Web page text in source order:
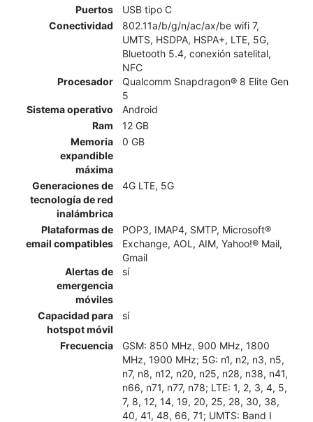
Puertos
USB tipo C
Conectividad
802.11a/b/g/n/ac/ax/be wifi 7,
UMTS, HSDPA, HSPA+, LTE, 5G,
Bluetooth 5.4, conexión satelital,
NFC
Procesador
Qualcomm Snapdragon® 8 Elite Gen
5
Sistema operativo
Android
Ram
12 GB
Memoria
expandible
máxima
0 GB
Generaciones de
tecnología de red
inalámbrica
4G LTE, 5G
Plataformas de
email compatibles
POP3, IMAP4, SMTP, Microsoft®
Exchange, AOL, AIM, Yahoo!® Mail,
Gmail
Alertas de
emergencia
móviles
sí
Capacidad para
hotspot móvil
sí
Frecuencia
GSM: 850 MHz, 900 MHz, 1800
MHz, 1900 MHz; 5G: n1, n2, n3, n5,
n7, n8, n12, n20, n25, n28, n38, n41,
n66, n71, n77, n78; LTE: 1, 2, 3, 4, 5,
7, 8, 12, 14, 19, 20, 25, 28, 30, 38,
40, 41, 48, 66, 71; UMTS: Band I